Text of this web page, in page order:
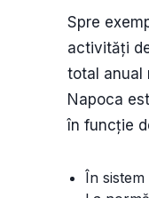
Spre
activități
total anual
Napoca
în funcție
În